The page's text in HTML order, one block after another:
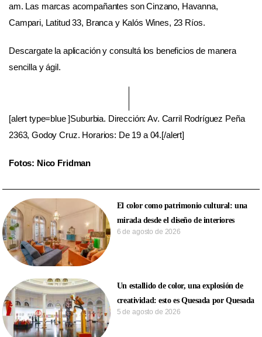
am. Las marcas acompañantes son Cinzano, Havanna,
Campari, Latitud 33, Branca y Kalós Wines, 23 Ríos.
Descargate la aplicación y consultá los beneficios de manera
sencilla y ágil.
[alert type=blue ]Suburbia. Dirección: Av. Carril Rodríguez Peña
2363, Godoy Cruz. Horarios: De 19 a 04.[/alert]
Fotos: Nico Fridman
El color como patrimonio cultural: una
mirada desde el diseño de interiores
6 de agosto de 2026
Un estallido de color, una explosión de
creatividad: esto es Quesada por Quesada
5 de agosto de 2026